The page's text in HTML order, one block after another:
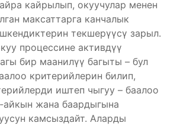
кайрылып, окуучулар менен
максаттарга канчалык
текшерүүсү зарыл.
процессине активдүү
бир маанилүү багыты – бул
критерийлерин билип,
иштеп чыгуу – баалоо
айкын жана баардыгына
камсыздайт. Аларды